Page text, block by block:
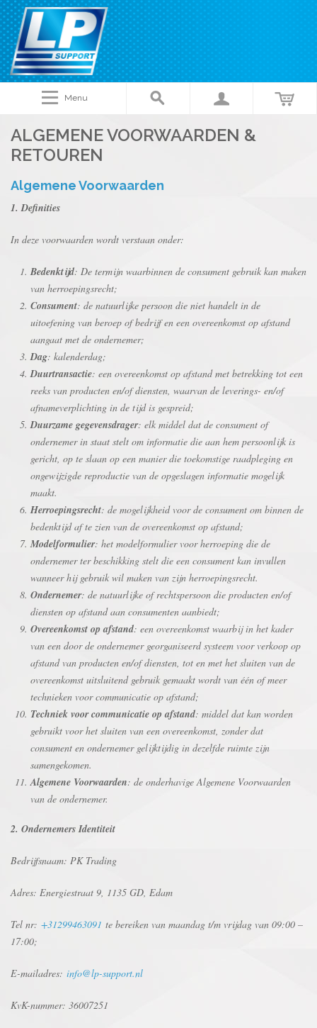
Menu
ALGEMENE VOORWAARDEN &
RETOUREN
Algemene Voorwaarden
1. Definities
In deze voorwaarden wordt verstaan onder:
Bedenktijd: De termijn waarbinnen de consument gebruik kan maken
van herroepingsrecht;
Consument: de natuurlijke persoon die niet handelt in de
uitoefening van beroep of bedrijf en een overeenkomst op afstand
aangaat met de ondernemer;
Dag: kalenderdag;
Duurtransactie: een overeenkomst op afstand met betrekking tot een
reeks van producten en/of diensten, waarvan de leverings- en/of
afnameverplichting in de tijd is gespreid;
Duurzame gegevensdrager: elk middel dat de consument of
ondernemer in staat stelt om informatie die aan hem persoonlijk is
gericht, op te slaan op een manier die toekomstige raadpleging en
ongewijzigde reproductie van de opgeslagen informatie mogelijk
maakt.
Herroepingsrecht: de mogelijkheid voor de consument om binnen de
bedenktijd af te zien van de overeenkomst op afstand;
Modelformulier: het modelformulier voor herroeping die de
ondernemer ter beschikking stelt die een consument kan invullen
wanneer hij gebruik wil maken van zijn herroepingsrecht.
Ondernemer: de natuurlijke of rechtspersoon die producten en/of
diensten op afstand aan consumenten aanbiedt;
Overeenkomst op afstand: een overeenkomst waarbij in het kader
van een door de ondernemer georganiseerd systeem voor verkoop op
afstand van producten en/of diensten, tot en met het sluiten van de
overeenkomst uitsluitend gebruik gemaakt wordt van één of meer
technieken voor communicatie op afstand;
Techniek voor communicatie op afstand: middel dat kan worden
gebruikt voor het sluiten van een overeenkomst, zonder dat
consument en ondernemer gelijktijdig in dezelfde ruimte zijn
samengekomen.
Algemene Voorwaarden: de onderhavige Algemene Voorwaarden
van de ondernemer.
2. Ondernemers Identiteit
Bedrijfsnaam: PK Trading
Adres: Energiestraat 9, 1135 GD, Edam
Tel nr: +31299463091 te bereiken van maandag t/m vrijdag van 09:00 –
17:00;
E-mailadres: info@lp-support.nl
KvK-nummer: 36007251